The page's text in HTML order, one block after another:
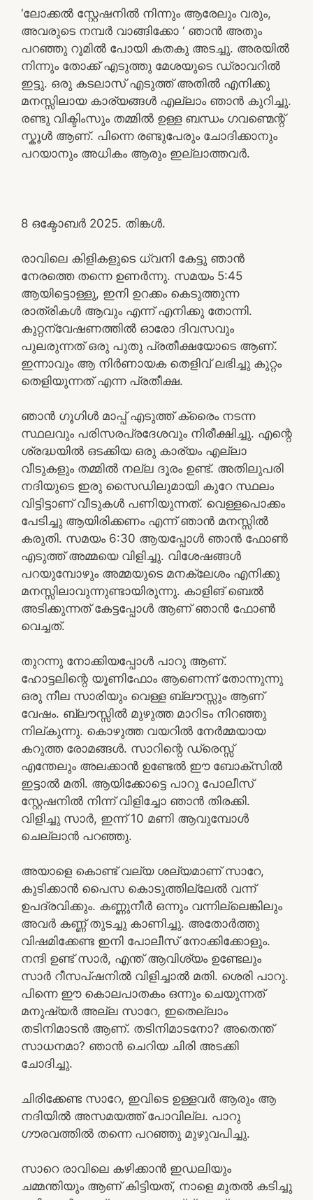
‘ലോക്കൽ സ്റ്റേഷനിൽ നിന്നും ആരേലും വരും,
അവരുടെ നമ്പർ വാങ്ങിക്കോ ‘ ഞാൻ അതും
പറഞ്ഞു റൂമിൽ പോയി കതകു അടച്ചു. അരയിൽ
നിന്നും തോക്ക് എടുത്തു മേശയുടെ ഡ്രാവറിൽ
ഇട്ടു. ഒരു കടലാസ് എടുത്ത് അതിൽ എനിക്കു
മനസ്സിലായ കാര്യങ്ങൾ എല്ലാം ഞാൻ കുറിച്ചു.
രണ്ടു വിക്ടിംസും തമ്മിൽ ഉള്ള ബന്ധം ഗവണ്മെന്റ്
സ്കൂൾ ആണ്. പിന്നെ രണ്ടുപേരും ചോദിക്കാനും
പറയാനും അധികം ആരും ഇല്ലാത്തവർ.
8 ഒക്ടോബർ 2025. തിങ്കൾ.
രാവിലെ കിളികളുടെ ധ്വനി കേട്ടു ഞാൻ
നേരത്തെ തന്നെ ഉണർന്നു. സമയം 5:45
ആയിട്ടൊള്ളു, ഇനി ഉറക്കം കെടുത്തുന്ന
രാത്രികൾ ആവും എന്ന് എനിക്കു തോന്നി.
കുറ്റന്വേഷണത്തിൽ ഓരോ ദിവസവും
പുലരുന്നത് ഒരു പുതു പ്രതീക്ഷയോടെ ആണ്.
ഇന്നാവും ആ നിർണായക തെളിവ് ലഭിച്ചു കുറ്റം
തെളിയുന്നത് എന്ന പ്രതീക്ഷ.
ഞാൻ ഗൂഗിൾ മാപ്പ് എടുത്ത് ക്രൈം നടന്ന
സ്ഥലവും പരിസരപ്രദേശവും നിരീക്ഷിച്ചു. എന്റെ
ശ്രദ്ധയിൽ ഒടക്കിയ ഒരു കാര്യം എല്ലാ
വീടുകളും തമ്മിൽ നല്ല ദൂരം ഉണ്ട്. അതിലുപരി
നദിയുടെ ഇരു സൈഡിലുമായി കുറേ സ്ഥലം
വിട്ടിട്ടാണ് വീടുകൾ പണിയുന്നത്. വെള്ളപൊക്കം
പേടിച്ചു ആയിരിക്കണം എന്ന് ഞാൻ മനസ്സിൽ
കരുതി. സമയം 6:30 ആയപ്പോൾ ഞാൻ ഫോൺ
എടുത്ത് അമ്മയെ വിളിച്ചു. വിശേഷങ്ങൾ
പറയുമ്പോഴും അമ്മയുടെ മനക്ലേശം എനിക്കു
മനസ്സിലാവുന്നുണ്ടായിരുന്നു. കാളിങ് ബെൽ
അടിക്കുന്നത് കേട്ടപ്പോൾ ആണ് ഞാൻ ഫോൺ
വെച്ചത്.
തുറന്നു നോക്കിയപ്പോൾ പാറു ആണ്.
ഹോട്ടലിന്റെ യൂണിഫോം ആണെന്ന് തോന്നുന്നു
ഒരു നീല സാരിയും വെള്ള ബ്ലൗസ്സും ആണ്
വേഷം. ബ്ലൗസ്സിൽ മുഴുത്ത മാറിടം നിറഞ്ഞു
നില്കുന്നു. കൊഴുത്ത വയറിൽ നേര്‍മ്മയായ
കറുത്ത രോമങ്ങൾ. സാറിന്റെ ഡ്രെസ്സ്
എന്തേലും അലക്കാൻ ഉണ്ടേൽ ഈ ബോക്സിൽ
ഇട്ടാൽ മതി. ആയിക്കോട്ടെ പാറു പോലീസ്
സ്റ്റേഷനിൽ നിന്ന് വിളിച്ചോ ഞാൻ തിരക്കി.
വിളിച്ചു സാർ, ഇന്ന് 10 മണി ആവുമ്പോൾ
ചെല്ലാൻ പറഞ്ഞു.
അയാളെ കൊണ്ട് വല്യ ശല്യമാണ് സാറേ,
കുടിക്കാൻ പൈസ കൊടുത്തില്ലേൽ വന്ന്
ഉപദ്രവിക്കും. കണ്ണുനീർ ഒന്നും വന്നില്ലെങ്കിലും
അവർ കണ്ണ് തുടച്ചു കാണിച്ചു. അതോർത്തു
വിഷമിക്കേണ്ട ഇനി പോലീസ് നോക്കിക്കോളും.
നന്ദി ഉണ്ട് സാർ, എന്ത് ആവിശ്യം ഉണ്ടേലും
സാർ റീസപ്ഷനിൽ വിളിച്ചാൽ മതി. ശെരി പാറു.
പിന്നെ ഈ കൊലപാതകം ഒന്നും ചെയുന്നത്
മനുഷ്യർ അല്ല സാറേ, ഇതെല്ലാം
തടിനിമാടൻ ആണ്. തടിനിമാടനോ? അതെന്ത്
സാധനമാ? ഞാൻ ചെറിയ ചിരി അടക്കി
ചോദിച്ചു.
ചിരിക്കേണ്ട സാറേ, ഇവിടെ ഉള്ളവർ ആരും ആ
നദിയിൽ അസമയത്ത് പോവില്ല. പാറു
ഗൗരവത്തിൽ തന്നെ പറഞ്ഞു മുഴുവപിച്ചു.
സാറെ രാവിലെ കഴിക്കാൻ ഇഡലിയും
ചമ്മന്തിയും ആണ് കിട്ടിയത്, നാളെ മുതൽ കടിച്ചു